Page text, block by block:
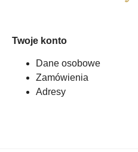
Twoje konto
Dane osobowe
Zamówienia
Adresy